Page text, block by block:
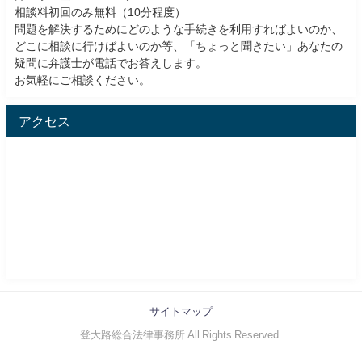
相談料初回のみ無料（10分程度）
問題を解決するためにどのような手続きを利用すればよいのか、
どこに相談に行けばよいのか等、「ちょっと聞きたい」あなたの
疑問に弁護士が電話でお答えします。
お気軽にご相談ください。
アクセス
サイトマップ
登大路総合法律事務所 All Rights Reserved.